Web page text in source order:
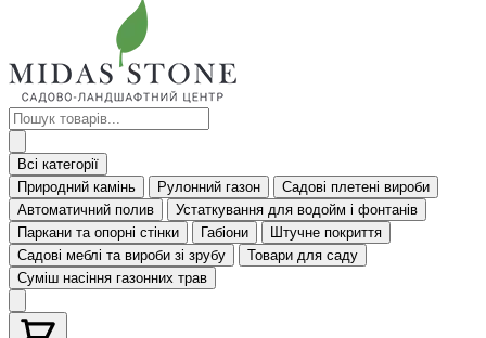
Всі категорії
Природний камінь
Рулонний газон
Садові плетені вироби
Автоматичний полив
Устаткування для водойм і фонтанів
Паркани та опорні стінки
Габіони
Штучне покриття
Садові меблі та вироби зі зрубу
Товари для саду
Суміш насіння газонних трав